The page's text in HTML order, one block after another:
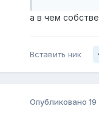
а в чем
Вставить ник
Опубликовано